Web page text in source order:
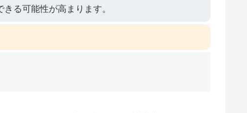
る可能性が高まります。